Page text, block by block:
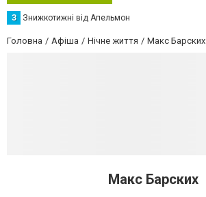
З Знижкотижні від Апельмон
Головна Афіша Нічне життя Макс Барских
Макс Барских